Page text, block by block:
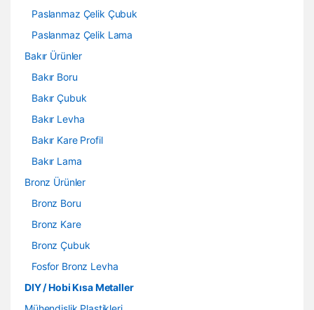
Paslanmaz Çelik Çubuk
Paslanmaz Çelik Lama
Bakır Ürünler
Bakır Boru
Bakır Çubuk
Bakır Levha
Bakır Kare Profil
Bakır Lama
Bronz Ürünler
Bronz Boru
Bronz Kare
Bronz Çubuk
Fosfor Bronz Levha
DIY / Hobi Kısa Metaller